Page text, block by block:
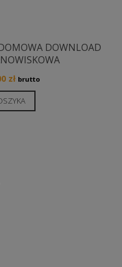
DOWNLOAD
złAktualna
cena
wynosi:
brutto